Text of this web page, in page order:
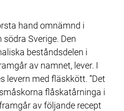
hand omnämnd i
Sverige. Den
beståndsdelen i
av namnet, lever. I
levern med fläskkött. ”Det
flåskatårninga i
av följande recept